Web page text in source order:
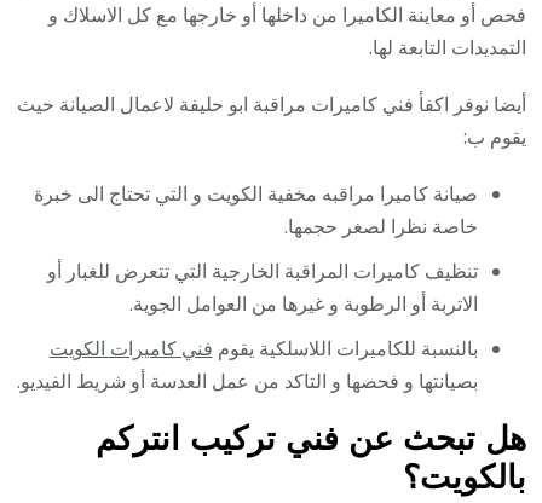
فحص أو معاينة الكاميرا من داخلها أو خارجها مع كل الاسلاك و
التمديدات التابعة لها.
أيضا نوفر اكفأ فني كاميرات مراقبة ابو حليفة لاعمال الصيانة حيث
يقوم ب:
صيانة كاميرا مراقبه مخفية الكويت و التي تحتاج الى خبرة
خاصة نظرا لصغر حجمها.
تنظيف كاميرات المراقبة الخارجية التي تتعرض للغبار أو
الاتربة أو الرطوبة و غيرها من العوامل الجوية.
بالنسبة للكاميرات اللاسلكية يقوم فني كاميرات الكويت
بصيانتها و فحصها و التاكد من عمل العدسة أو شريط الفيديو.
هل تبحث عن فني تركيب انتركم
بالكويت؟